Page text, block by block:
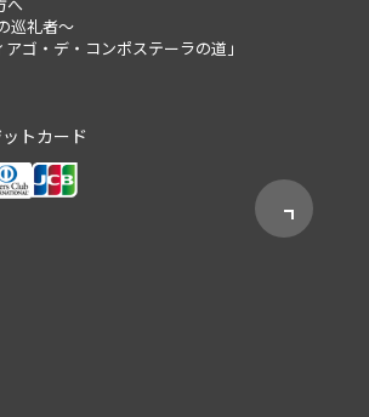
巡礼者～
アゴ・デ・コンポステーラの道」
トカード